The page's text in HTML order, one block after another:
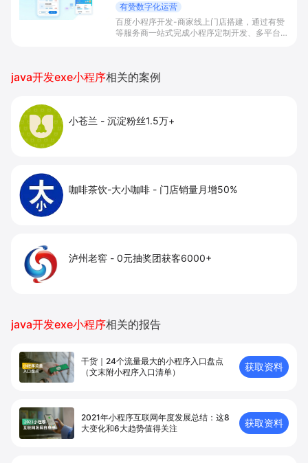
有赞数字化运营
百度小程序开发-商家线上门店搭建，通过有赞
等服务商一站式完成小程序定制开发、多平台联
java开发exe小程序相关的案例
小苍兰 - 沉淀粉丝1.5万+
咖啡茶饮-大小咖啡 - 门店销量月增50%
泸州老窖 - 0元抽奖团获客6000+
java开发exe小程序相关的报告
干货｜24个流量最大的小程序入口盘点
（文末附小程序入口清单）
获取资料
2021年小程序互联网年度发展总结：这8
大变化和6大趋势值得关注
获取资料